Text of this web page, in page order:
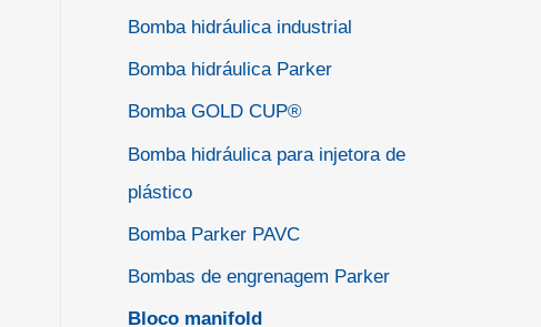
Bomba hidráulica industrial
Bomba hidráulica Parker
Bomba GOLD CUP®
Bomba hidráulica para injetora de
plástico
Bomba Parker PAVC
Bombas de engrenagem Parker
Bloco manifold